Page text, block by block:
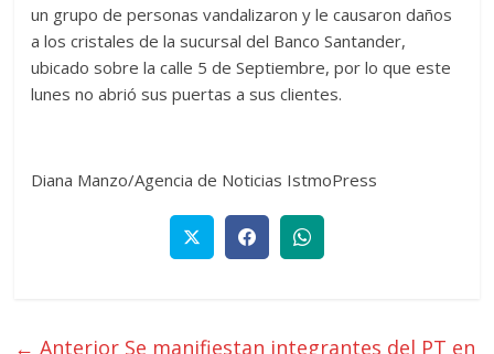
un grupo de personas vandalizaron y le causaron daños
a los cristales de la sucursal del Banco Santander,
ubicado sobre la calle 5 de Septiembre, por lo que este
lunes no abrió sus puertas a sus clientes.
Diana Manzo/Agencia de Noticias IstmoPress
← Anterior Se manifiestan integrantes del PT en